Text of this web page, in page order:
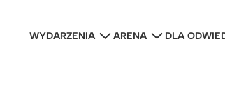
WYDARZENIA ARENA DLA